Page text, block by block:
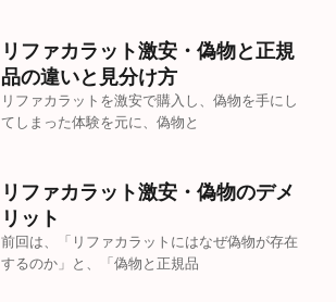
リファカラット激安・偽物と正規
品の違いと見分け方
リファカラットを激安で購入し、偽物を手にし
てしまった体験を元に、偽物と
リファカラット激安・偽物のデメ
リット
前回は、「リファカラットにはなぜ偽物が存在
するのか」と、「偽物と正規品